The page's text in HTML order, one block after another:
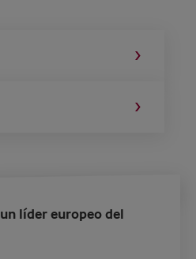
líder europeo del